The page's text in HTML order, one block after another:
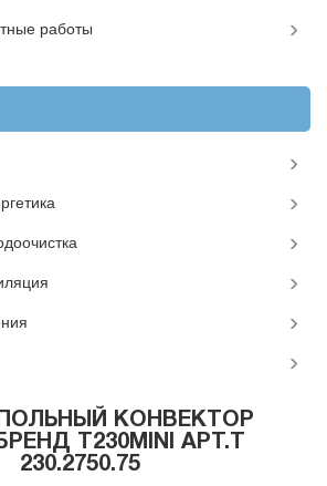
КОНВЕКТОР
T230MINI АРТ.T
230.2750.75
работы